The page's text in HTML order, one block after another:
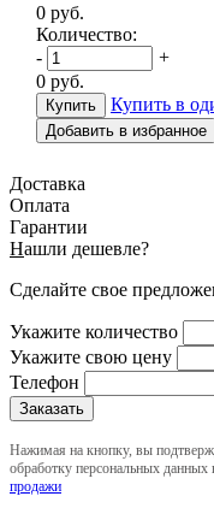
0 руб.
Количество:
-
+
0 руб.
Купить в
Добавить в избранное
Доставка
Оплата
Гарантии
Нашли дешевле?
Сделайте свое
Укажите количество
Укажите свою цену
Телефон
Нажимая на кнопку, вы
обработку персональных данных
продажи